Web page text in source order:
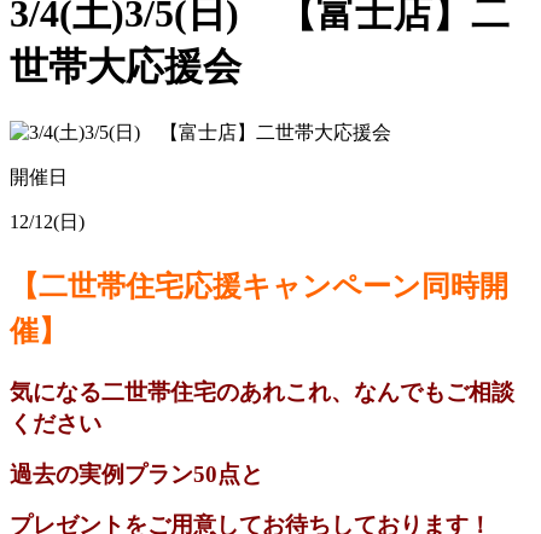
3/4(土)3/5(日) 【富士店】二
世帯大応援会
開催日
12/12(日)
【二世帯住宅応援キャンペーン同時開
催】
気になる二世帯住宅のあれこれ、なんでもご相談
ください
過去の実例プラン50点と
プレゼントをご用意してお待ちしております！